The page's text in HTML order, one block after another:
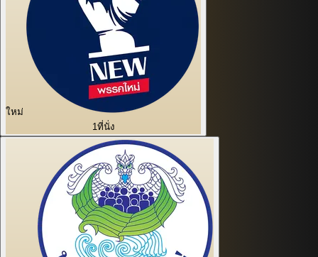
ใหม่
1ที่นั่ง